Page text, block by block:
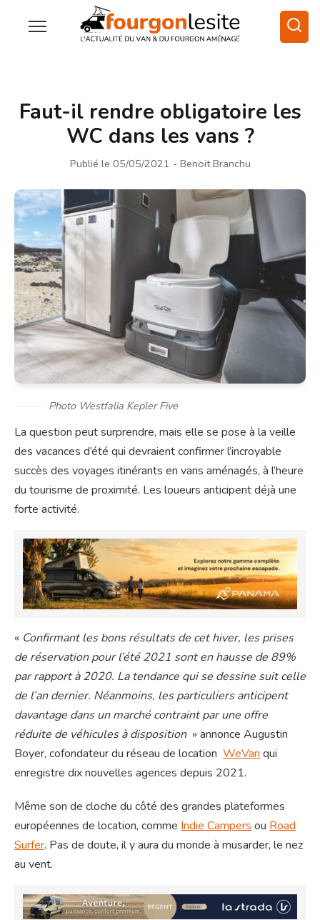
Faut-il rendre obligatoire les
WC dans les vans ?
Publié le 05/05/2021 - Benoit Branchu
Photo Westfalia Kepler Five
La question peut surprendre, mais elle se pose à la veille
des vacances d’été qui devraient confirmer l’incroyable
succès des voyages itinérants en vans aménagés, à l’heure
du tourisme de proximité. Les loueurs anticipent déjà une
forte activité.
« Confirmant les bons résultats de cet hiver, les prises
de réservation pour l’été 2021 sont en hausse de 89%
par rapport à 2020. La tendance qui se dessine suit celle
de l’an dernier. Néanmoins, les particuliers anticipent
davantage dans un marché contraint par une offre
réduite de véhicules à disposition» annonce Augustin
Boyer, cofondateur du réseau de location WeVanqui
enregistre dix nouvelles agences depuis 2021.
Même son de cloche du côté des grandes plateformes
européennes de location, comme Indie Campersou Road
Surfer. Pas de doute, il y aura du monde à musarder, le nez
au vent.